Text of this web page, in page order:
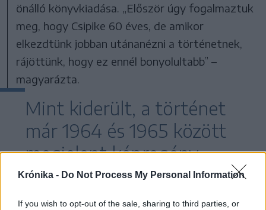
Krónika - Do Not Process My Personal Information
If you wish to opt-out of the sale, sharing to third parties, or
önálló könyvkiadása. „Először úgy fogalmaztuk
meg, hogy Csipike 60 éves, de amikor
elkezdtünk jobban utánanézni a történetnek,
rájöttünk, hogy ez ennél bonyolultabb” –
magyarázta.
Mint kiderült, a történet
már 1964 és 1965 között
megjelent képregény
formájában a Napsugár
folyóiratban,